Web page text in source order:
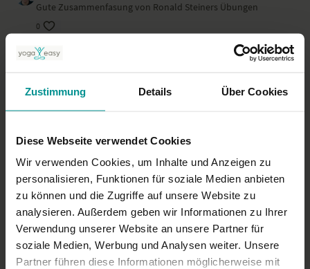
Zustimmung Details Über Cookies
Diese Webseite verwendet Cookies
Wir verwenden Cookies, um Inhalte und Anzeigen zu
personalisieren, Funktionen für soziale Medien anbieten
zu können und die Zugriffe auf unsere Website zu
analysieren. Außerdem geben wir Informationen zu Ihrer
Verwendung unserer Website an unsere Partner für
soziale Medien, Werbung und Analysen weiter. Unsere
Partner führen diese Informationen möglicherweise mit
Gute Zusammenfasung von Ronald Steiners Übungen
0
sabine B.
0
Katrin Z.
missi D. Februar 27, 2023
angenehm anstrengend und angenehme stimme und
führung. danke :) von herzen